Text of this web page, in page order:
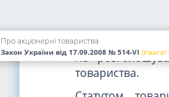
Про акціонерні товариства
Закон України від 17.09.2008 № 514-VI (Увага!
товариства;
не
товариства.